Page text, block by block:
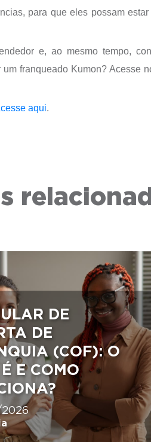
para que eles possam
e, ao mesmo tempo,
franqueado Kumon? Acesse
aqui.
DE
DE
(COF): O
E COMO